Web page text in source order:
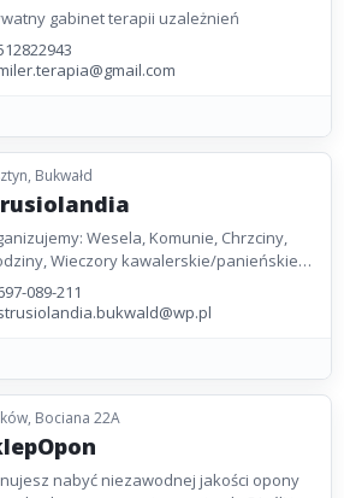
gabinet terapii uzależnień
Bukwałd
Wesela, Komunie, Chrzciny,
Wieczory kawalerskie/panieńskie
integracyjne, Imprezy firmowe,
089-211
Bociana 22A
nabyć niezawodnej jakości opony